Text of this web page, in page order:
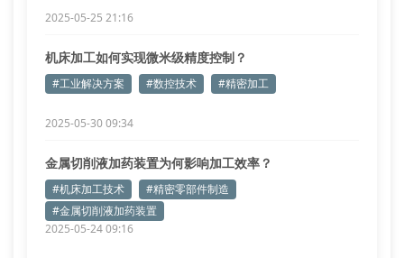
2025-05-25 21:16
机床加工如何实现微米级精度控制？
#工业解决方案 #数控技术 #精密加工
2025-05-30 09:34
金属切削液加药装置为何影响加工效率？
#机床加工技术
#精密零部件制造
#金属切削液加药装置
2025-05-24 09:16